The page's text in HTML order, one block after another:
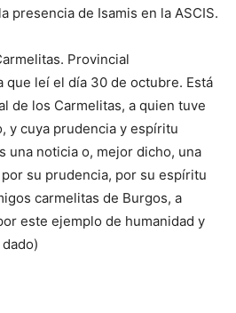
presencia de Isamis en la ASCIS.
Provincial
que leí el día 30 de octubre. Está
de los Carmelitas, a quien tuve
y cuya prudencia y espíritu
una noticia o, mejor dicho, una
su prudencia, por su espíritu
carmelitas de Burgos, a
este ejemplo de humanidad y